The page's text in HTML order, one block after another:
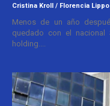
Cristina Kroll / Florencia Lippo
Menos de un año
quedado con el nacional
holding....